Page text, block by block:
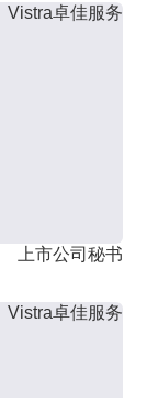
Vistra卓佳服务
上市公司秘书
Vistra卓佳服务